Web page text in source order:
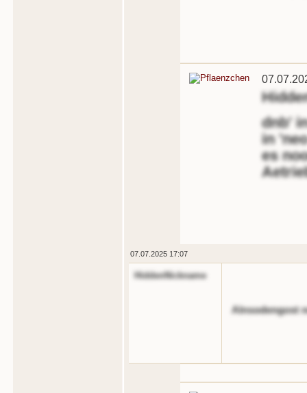
dnb'
in
es
07.07.2025 17:07
HiddenNickname
Alnsodengost